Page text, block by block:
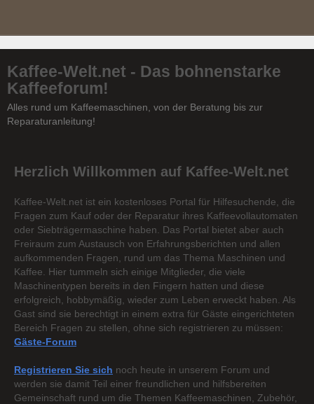
Kaffee-Welt.net - Das bohnenstarke
Kaffeeforum!
Alles rund um Kaffeemaschinen, von der Beratung bis zur
Reparaturanleitung!
Herzlich Willkommen auf Kaffee-Welt.net
Kaffee-Welt.net ist ein kostenloses Portal für Hilfesuchende, die
Fragen zum Kauf oder der Reparatur ihres Kaffeevollautomaten
oder Siebträgermaschine haben. Das Portal bietet aber auch
Freiraum zum Austausch von Erfahrungsberichten und allen
aufkommenden Fragen, rund um das Thema Maschinen und
Kaffee. Hier tummeln sich einige Mitglieder, die viele
Maschinentypen bereits in den Fingern hatten und diese
erfolgreich, hobbymäßig, wieder zum Leben erweckt haben. Als
Gast sind sie berechtigt in einem extra für Gäste eingerichteten
Bereich Fragen zu stellen, ohne sich registrieren zu müssen:
Gäste-Forum
Registrieren Sie sich noch heute in unserem Forum und
werden sie damit Teil einer freundlichen und hilfsbereiten
Gemeinschaft rund um die Themen Kaffeemaschinen, Zubehör,